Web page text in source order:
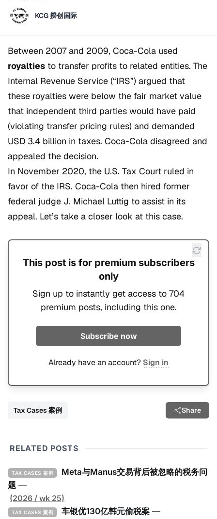
KCG 揆创国际
Between 2007 and 2009, Coca-Cola used
royalties to transfer profits to related entities. The
Internal Revenue Service (“IRS”) argued that
these royalties were below the fair market value
that independent third parties would have paid
(violating transfer pricing rules) and demanded
USD 3.4 billion in taxes. Coca-Cola disagreed and
appealed the decision.
In November 2020, the U.S. Tax Court ruled in
favor of the IRS. Coca-Cola then hired former
federal judge J. Michael Luttig to assist in its
appeal. Let’s take a closer look at this case.
This post is for premium subscribers
only
Sign up to instantly get access to 704
premium posts, including this one.
Subscribe now
Already have an account? Sign in
Tax Cases 案例 Share
RELATED POSTS
TAX CASES 案例
Meta与Manus交易背后被忽略的税务问
题 —
(2026 / wk 25)
TAX CASES 案例 车银优130亿韩元偷税案 —